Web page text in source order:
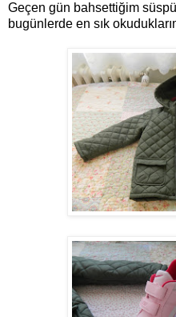
Geçen gün bahsettiğim
bugünlerde en sık